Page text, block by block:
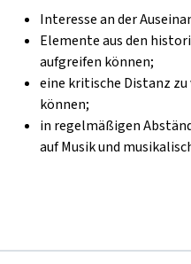
Interesse an der
Elemente aus den
aufgreifen können;
eine kritische Distanz
können;
in regelmäßigen
auf Musik und